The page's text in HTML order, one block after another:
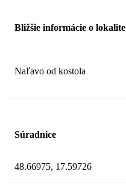
Bližšie informácie o lokalite
Naľavo od kostola
Súradnice
48.66975, 17.59726